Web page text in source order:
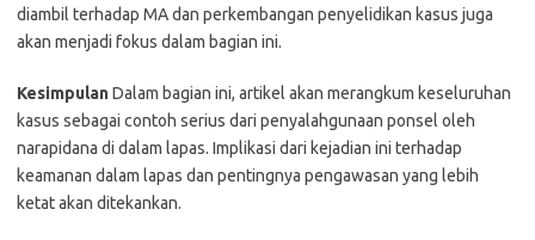
diambil terhadap MA dan perkembangan penyelidikan kasus juga
akan menjadi fokus dalam bagian ini.
KesimpulanDalam bagian ini, artikel akan merangkum keseluruhan
kasus sebagai contoh serius dari penyalahgunaan ponsel oleh
narapidana di dalam lapas. Implikasi dari kejadian ini terhadap
keamanan dalam lapas dan pentingnya pengawasan yang lebih
ketat akan ditekankan.